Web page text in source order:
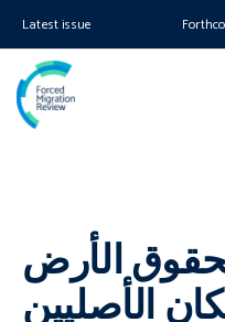
Latest issue
الأرض
الأصليين